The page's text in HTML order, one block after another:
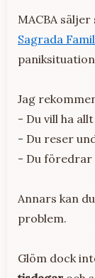
MACBA
Sagrada
Jag
- Du vill ha
- Du reser
- Du
Annars kan
problem.
Glöm dock